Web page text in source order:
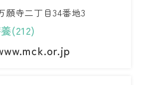
願寺二丁目34番地3
(212)